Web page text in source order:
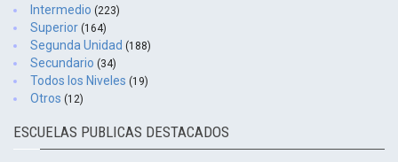
Intermedio (223)
Superior (164)
Segunda Unidad (188)
Secundario (34)
Todos los Niveles (19)
Otros (12)
ESCUELAS PUBLICAS DESTACADOS